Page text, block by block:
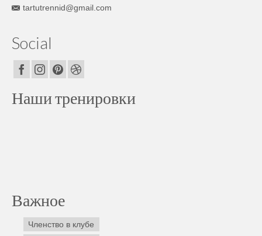
tartutrennid@gmail.com
Social
Наши тренировки
Важное
Членство в клубе